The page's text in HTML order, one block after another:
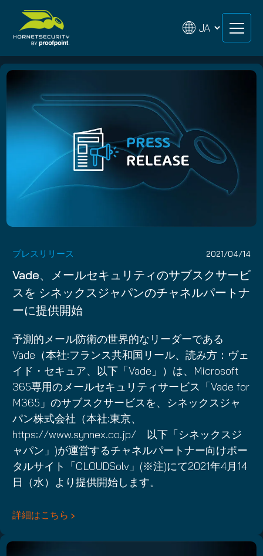
content
content
プレスリリース 2021/04/14
Vade、メールセキュリティのサブスクサービ
スを シネックスジャパンのチャネルパートナ
ーに提供開始
予測的メール防衛の世界的なリーダーである
Vade（本社:フランス共和国リール、読み方：ヴェ
イド・セキュア、以下「Vade」）は、Microsoft
365専用のメールセキュリティサービス「Vade for
M365」のサブスクサービスを、シネックスジャ
パン株式会社（本社:東京、
https://www.synnex.co.jp/ 以下「シネックスジ
ャパン」)が運営するチャネルパートナー向けポー
タルサイト「CLOUDSolv」(※注)にて2021年4月14
日（水）より提供開始します。
詳細はこちら